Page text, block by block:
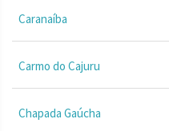
Caranaíba
Carmo do Cajuru
Chapada Gaúcha